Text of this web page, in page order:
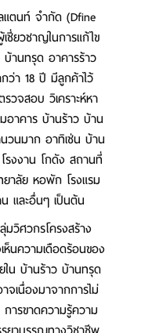
อาคาร ทรุด ร้าว
นท์ จำกัด (Dfine
ชี่ยวชาญในการแก้ไข
านทรุด อาคารร้าว
ว่า 18 ปี มีลูกค้าไว้
วจสอบ วิเคราะห์หา
อาคาร บ้านร้าว บ้าน
วนมาก อาทิเช่น บ้าน
งงาน โกดัง สถานที่
าลัย หอพัก โรงแรม
และอื่นๆ เป็นต้น
วกรโครงสร้าง
ห็นความเดือดร้อนของ
ใน บ้านร้าว บ้านทรุด
จเนื่องมาจากการไม่
ารขาดความรู้ความ